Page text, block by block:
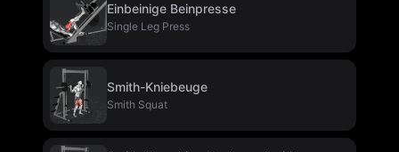
Einbeinige Beinpresse
Single Leg Press
Smith-Kniebeuge
Smith Squat